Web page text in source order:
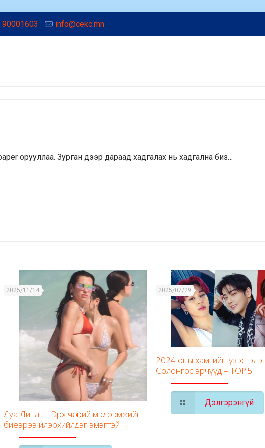
90001603 info@cekc.mn
орууллаа. Зурган дээр дараад хадгалах нь хадгална биз…
2025/11/14
Дуа Липа — Эрх чөлөөний мэдрэмжийг
биеэрээ илэрхийлдэг эмэгтэй
2025/07/29
2024 оны хамгийн
Солонгос эрчүүд – TOP 5
Дэлгэрэнгүй